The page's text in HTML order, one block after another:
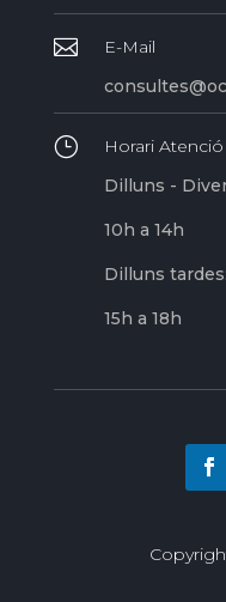

E-Mail
}
Horari
Dilluns -
10h a 14h
Dilluns tardes:
15h a 18h